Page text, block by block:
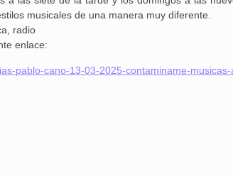
musicales de una manera muy diferente.
radio
enlace:
pablo-cano-13-03-2025-contaminame-